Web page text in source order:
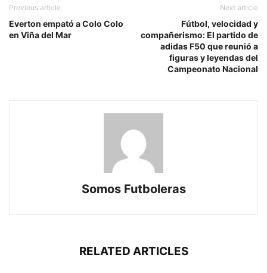
Previous article
Everton empató a Colo Colo
en Viña del Mar
Next article
Fútbol, velocidad y
compañerismo: El partido de
adidas F50 que reunió a
figuras y leyendas del
Campeonato Nacional
Somos Futboleras
RELATED ARTICLES